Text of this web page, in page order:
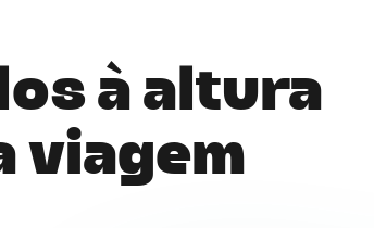
à altura
viagem